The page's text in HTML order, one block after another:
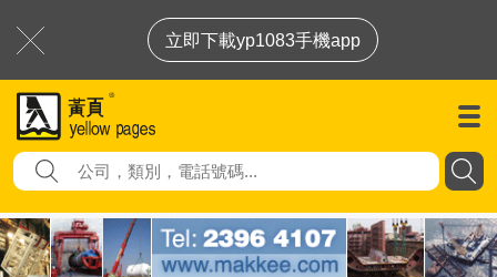
立即下載yp1083手機app